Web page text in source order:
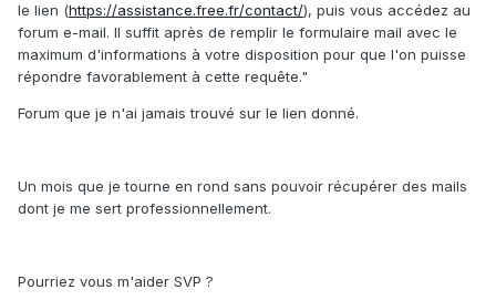
le lien (https://assistance.free.fr/contact/), puis vous accédez au
forum e-mail. Il suffit après de remplir le formulaire mail avec le
maximum d'informations à votre disposition pour que l'on puisse
répondre favorablement à cette requête."
Forum que je n'ai jamais trouvé sur le lien donné.
Un mois que je tourne en rond sans pouvoir récupérer des mails
dont je me sert professionnellement.
Pourriez vous m'aider SVP ?